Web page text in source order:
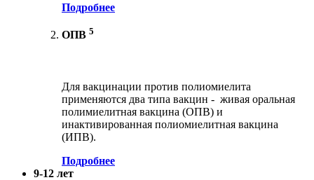
Подробнее
ОПВ 5
Для вакцинации против полиомиелита
применяются два типа вакцин - живая оральная
полимиелитная вакцина (ОПВ) и
инактивированная полиомиелитная вакцина
(ИПВ).
Подробнее
9-12 лет